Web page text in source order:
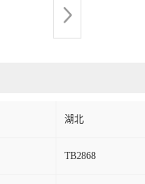
湖北
TB2868